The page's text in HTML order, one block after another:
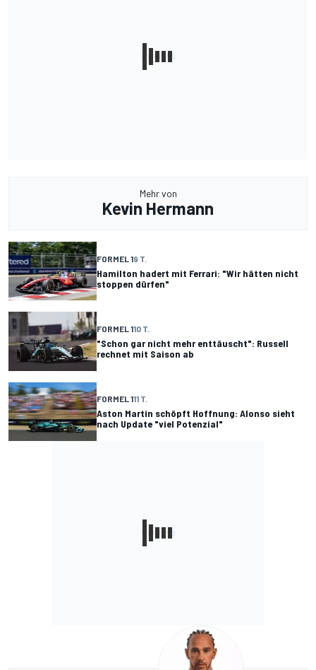
Mehr von
Kevin Hermann
FORMEL 19 T.
Hamilton hadert mit Ferrari: "Wir hätten nicht
stoppen dürfen"
FORMEL 110 T.
"Schon gar nicht mehr enttäuscht": Russell
rechnet mit Saison ab
FORMEL 111 T.
Aston Martin schöpft Hoffnung: Alonso sieht
nach Update "viel Potenzial"